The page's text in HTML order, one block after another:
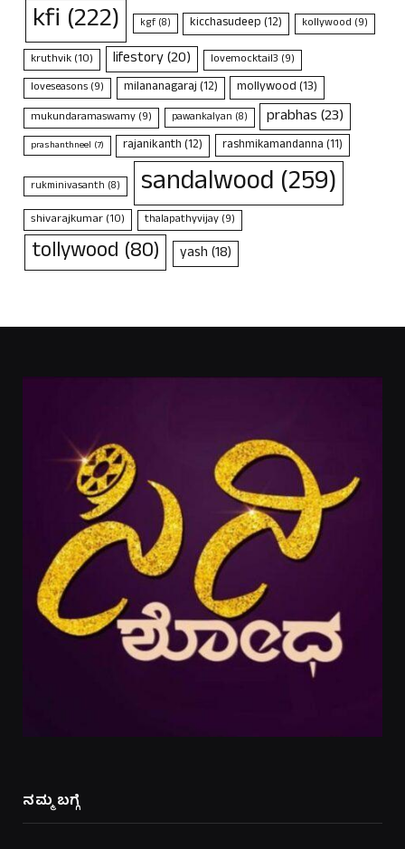
kfi (222) kgf(8) kicchasudeep(12) kollywood (9)
kruthvik(10) lifestory(20) lovemocktail3 (9)
loveseasons (9) milananagaraj(12) mollywood(13)
mukundaramaswamy (9) pawankalyan (8) prabhas(23)
prashanthneel (7) rajanikanth(12) rashmikamandanna(11)
rukminivasanth (8) sandalwood (259)
shivarajkumar(10) thalapathyvijay(9)
tollywood (80) yash(18)
ನಮ್ಮ ಬಗ್ಗೆ